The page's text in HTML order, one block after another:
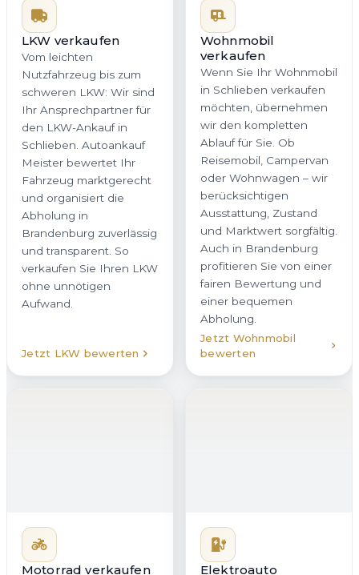
LKW verkaufen
Vom leichten
Nutzfahrzeug bis zum
schweren LKW: Wir sind
Ihr Ansprechpartner für
den LKW-Ankauf in
Schlieben. Autoankauf
Meister bewertet Ihr
Fahrzeug marktgerecht
und organisiert die
Abholung in
Brandenburg zuverlässig
und transparent. So
verkaufen Sie Ihren LKW
ohne unnötigen
Aufwand.
Jetzt LKW bewerten
möchten, übernehmen
wir den kompletten
Ablauf für Sie. Ob
Reisemobil, Campervan
oder Wohnwagen – wir
berücksichtigen
Ausstattung, Zustand
und Marktwert sorgfältig.
Auch in Brandenburg
profitieren Sie von einer
fairen Bewertung und
einer bequemen
Abholung.
Jetzt Wohnmobil
bewerten
unsicheren Terminen
erhalten Sie bei uns ein
direktes Angebot mit
Reichweite und
Ladehistorie. Genau
darauf ist unser Team